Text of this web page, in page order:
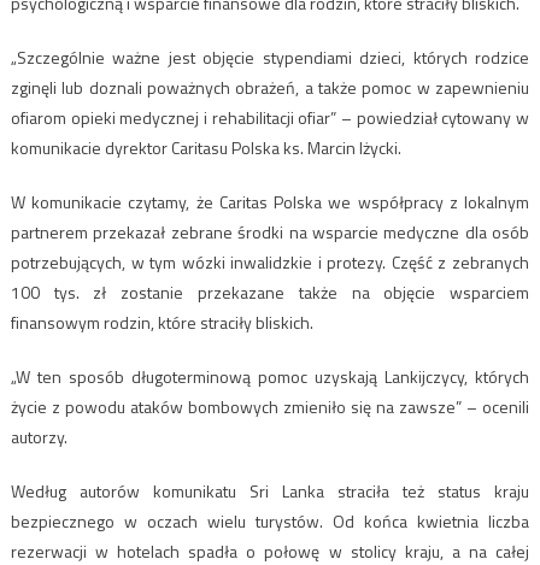
„Szczególnie ważne jest objęcie stypendiami dzieci, których rodzice
zginęli lub doznali poważnych obrażeń, a także pomoc w zapewnieniu
ofiarom opieki medycznej i rehabilitacji ofiar” – powiedział cytowany w
komunikacie dyrektor Caritasu Polska ks. Marcin Iżycki.
W komunikacie czytamy, że Caritas Polska we współpracy z lokalnym
partnerem przekazał zebrane środki na wsparcie medyczne dla osób
potrzebujących, w tym wózki inwalidzkie i protezy. Część z zebranych
100 tys. zł zostanie przekazane także na objęcie wsparciem
finansowym rodzin, które straciły bliskich.
„W ten sposób długoterminową pomoc uzyskają Lankijczycy, których
życie z powodu ataków bombowych zmieniło się na zawsze” – ocenili
autorzy.
Według autorów komunikatu Sri Lanka straciła też status kraju
bezpiecznego w oczach wielu turystów. Od końca kwietnia liczba
rezerwacji w hotelach spadła o połowę w stolicy kraju, a na całej